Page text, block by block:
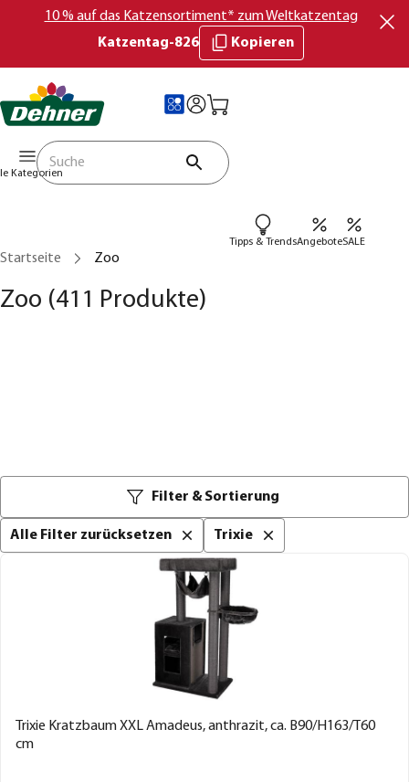
10 % auf das Katzensortiment* zum Weltkatzentag
Katzentag-826
Kopieren
Kategorien
Tipps & TrendsAngeboteSALE
Startseite Zoo
Zoo (411 Produkte)
Filter & Sortierung
Alle Filter zurücksetzen Trixie
Trixie Kratzbaum XXL Amadeus, anthrazit, ca. B90/H163/T60
cm